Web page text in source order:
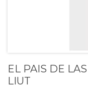
EL PAIS DE
LIUT